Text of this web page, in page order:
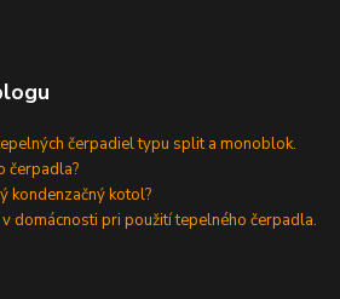
čerpadiel typu split a monoblok.
čerpadla?
kondenzačný kotol?
domácnosti pri použití tepelného čerpadla.